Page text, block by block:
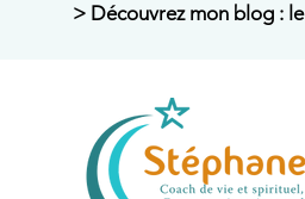
> Découvrez mon blog : le